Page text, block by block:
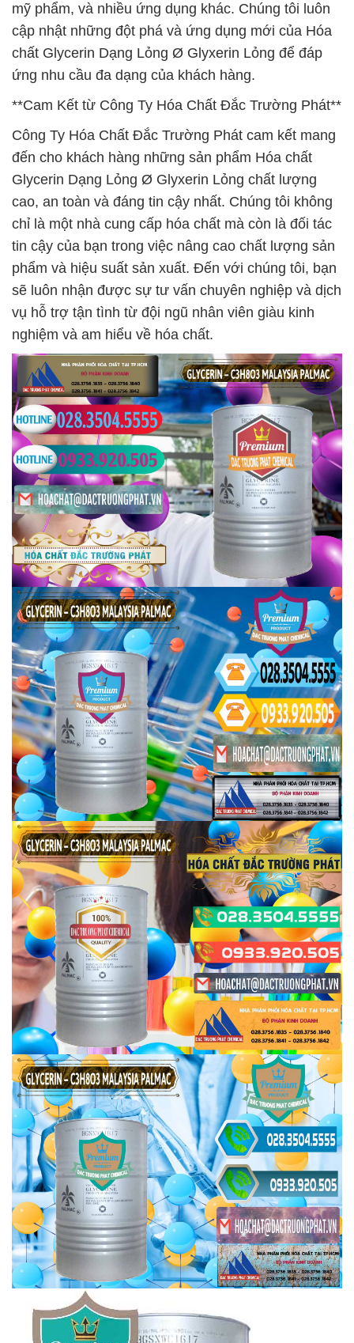
mỹ phẩm, và nhiều ứng dụng khác. Chúng tôi luôn
cập nhật những đột phá và ứng dụng mới của Hóa
chất Glycerin Dạng Lỏng Ø Glyxerin Lỏng để đáp
ứng nhu cầu đa dạng của khách hàng.
**Cam Kết từ Công Ty Hóa Chất Đắc Trường Phát**
Công Ty Hóa Chất Đắc Trường Phát cam kết mang
đến cho khách hàng những sản phẩm Hóa chất
Glycerin Dạng Lỏng Ø Glyxerin Lỏng chất lượng
cao, an toàn và đáng tin cậy nhất. Chúng tôi không
chỉ là một nhà cung cấp hóa chất mà còn là đối tác
tin cậy của bạn trong việc nâng cao chất lượng sản
phẩm và hiệu suất sản xuất. Đến với chúng tôi, bạn
sẽ luôn nhận được sự tư vấn chuyên nghiệp và dịch
vụ hỗ trợ tận tình từ đội ngũ nhân viên giàu kinh
nghiệm và am hiểu về hóa chất.